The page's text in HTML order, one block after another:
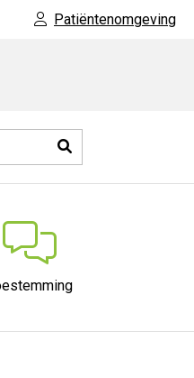
Patiëntenomgeving
Zoeken